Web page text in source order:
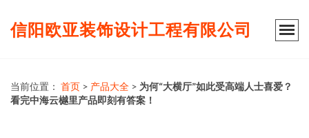
信阳欧亚装饰设计工程有限公司
当前位置： 首页 > 产品大全 > 为何“大横厅”如此受高端人士喜爱？
看完中海云樾里产品即刻有答案！